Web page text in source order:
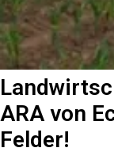
ARA von
Felder!